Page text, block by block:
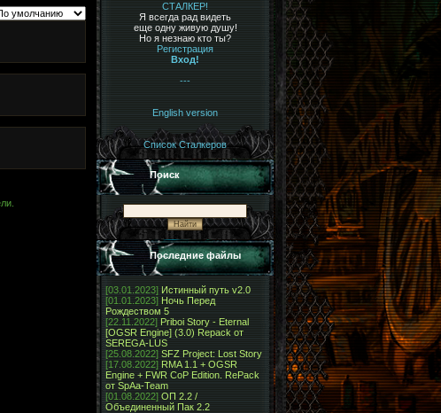
СТАЛКЕР!
Я всегда рад видеть
еще одну живую душу!
Но я незнаю кто ты?
Регистрация
Вход!
---
English version
Список Сталкеров
Поиск
Последние файлы
[03.01.2023] Истинный путь v2.0
[01.01.2023] Ночь Перед
Рождеством 5
[22.11.2022] Priboi Story - Eternal
[OGSR Engine] (3.0) Repack от
SEREGA-LUS
[25.08.2022] SFZ Project: Lost Story
[17.08.2022] RMA 1.1 + OGSR
Engine + FWR CoP Edition. RePack
от SpAa-Team
[01.08.2022] ОП 2.2 /
Объединенный Пак 2.2